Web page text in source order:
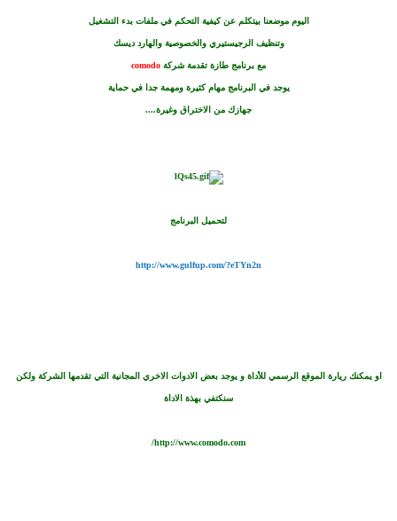
اليوم موضعنا بيتكلم عن كيفية التحكم في ملفات بدء التشغيل
وتنظيف الرجيستيري والخصوصية والهارد ديسك
مع برنامج طازة تقدمة شركة comodo
يوجد في البرنامج مهام كثيرة ومهمة جدا في حماية
جهازك من الاختراق وغيرة....
لتحميل البرنامج
http://www.gulfup.com/?eTYn2n
او يمكنك ريارة الموقع الرسمي للأداة و يوجد بعض الادوات الاخري المجانية التي تقدمها الشركة ولكن
سنكتفي بهذة الاداة
http://www.comodo.com/